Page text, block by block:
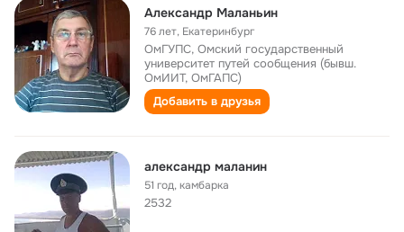
Александр Маланьин
76 лет, Екатеринбург
ОмГУПС, Омский государственный
университет путей сообщения (бывш.
ОмИИТ, ОмГАПС)
Добавить в друзья
александр маланин
51 год,камбарка
2532